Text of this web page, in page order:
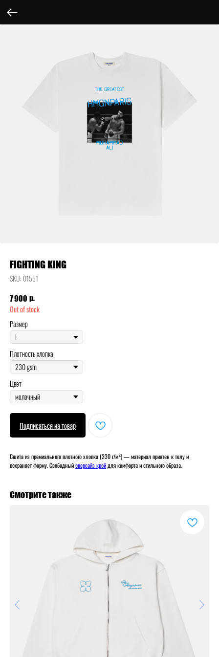
FIGHTING KING
SKU: 01551
7 900 р.
Out of stock
Размер
Плотность хлопка
Цвет
Подписаться на товар
Сшита из премиального плотного хлопка (230 г/м²) — материал приятен к телу и
сохраняет форму. Свободныйоверсайз кройдля комфорта и стильного образа.
Смотрите также